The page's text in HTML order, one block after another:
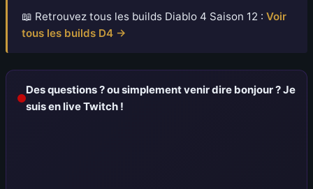
📖 Retrouvez tous les builds Diablo 4 Saison 12 : Voir
tous les builds D4 →
Des questions ? ou simplement venir dire bonjour ? Je
suis en live Twitch !